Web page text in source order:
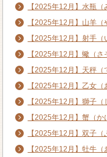
【2025年12月】水瓶
【2025年12月】山羊
【2025年12月】射手
【2025年12月】蠍（
【2025年12月】天秤
【2025年12月】乙女
【2025年12月】獅子
【2025年12月】蟹（
【2025年12月】双子
【2025年12月】牡牛